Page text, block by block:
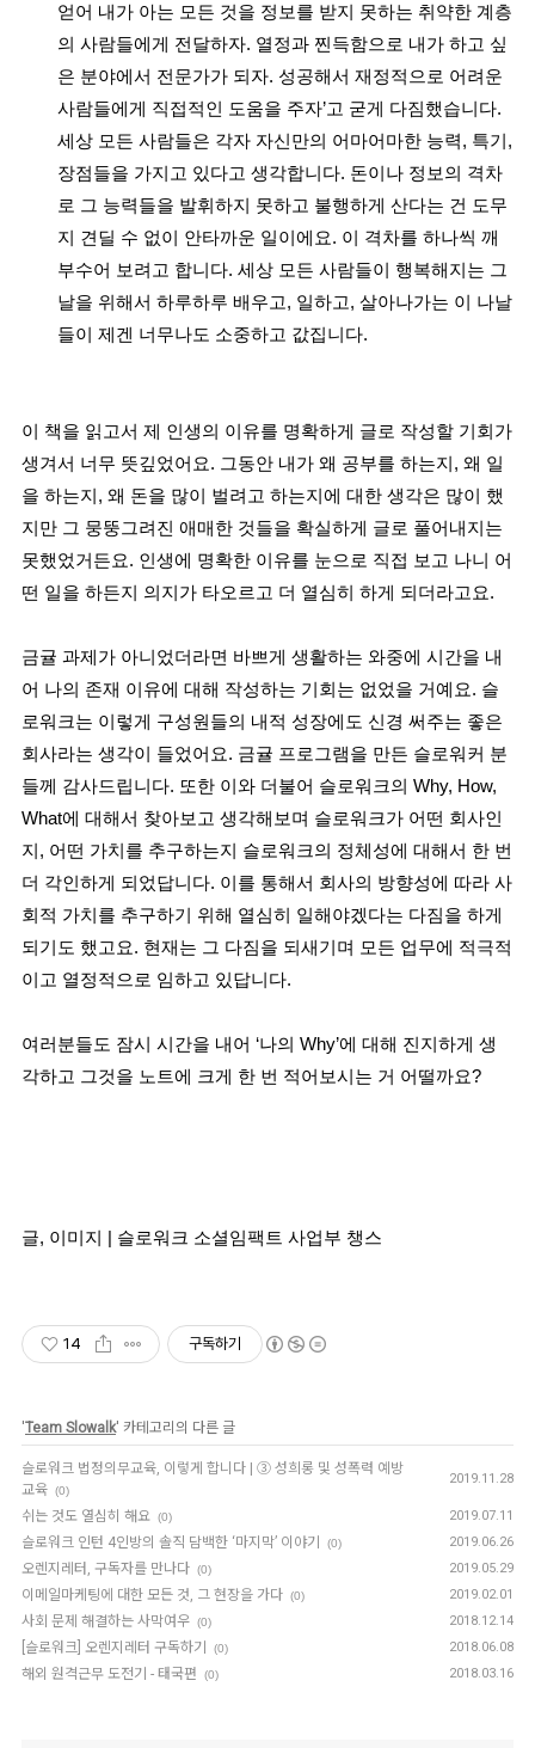
얻어 내가 아는 모든 것을 정보를 받지 못하는 취약한 계층
의 사람들에게 전달하자. 열정과 찐득함으로 내가 하고 싶
은 분야에서 전문가가 되자. 성공해서 재정적으로 어려운
사람들에게 직접적인 도움을 주자’고 굳게 다짐했습니다.
세상 모든 사람들은 각자 자신만의 어마어마한 능력, 특기,
장점들을 가지고 있다고 생각합니다. 돈이나 정보의 격차
로 그 능력들을 발휘하지 못하고 불행하게 산다는 건 도무
지 견딜 수 없이 안타까운 일이에요. 이 격차를 하나씩 깨
부수어 보려고 합니다. 세상 모든 사람들이 행복해지는 그
날을 위해서 하루하루 배우고, 일하고, 살아나가는 이 나날
들이 제겐 너무나도 소중하고 값집니다.
이 책을 읽고서 제 인생의 이유를 명확하게 글로 작성할 기회가
생겨서 너무 뜻깊었어요. 그동안 내가 왜 공부를 하는지, 왜 일
을 하는지, 왜 돈을 많이 벌려고 하는지에 대한 생각은 많이 했
지만 그 뭉뚱그려진 애매한 것들을 확실하게 글로 풀어내지는
못했었거든요. 인생에 명확한 이유를 눈으로 직접 보고 나니 어
떤 일을 하든지 의지가 타오르고 더 열심히 하게 되더라고요.
금귤 과제가 아니었더라면 바쁘게 생활하는 와중에 시간을 내
어 나의 존재 이유에 대해 작성하는 기회는 없었을 거예요. 슬
로워크는 이렇게 구성원들의 내적 성장에도 신경 써주는 좋은
회사라는 생각이 들었어요. 금귤 프로그램을 만든 슬로워커 분
들께 감사드립니다. 또한 이와 더불어 슬로워크의 Why, How,
What에 대해서 찾아보고 생각해보며 슬로워크가 어떤 회사인
지, 어떤 가치를 추구하는지 슬로워크의 정체성에 대해서 한 번
더 각인하게 되었답니다. 이를 통해서 회사의 방향성에 따라 사
회적 가치를 추구하기 위해 열심히 일해야겠다는 다짐을 하게
되기도 했고요. 현재는 그 다짐을 되새기며 모든 업무에 적극적
이고 열정적으로 임하고 있답니다.
여러분들도 잠시 시간을 내어 ‘나의 Why’에 대해 진지하게 생
각하고 그것을 노트에 크게 한 번 적어보시는 거 어떨까요?
글, 이미지 | 슬로워크 소셜임팩트 사업부 챙스
14 구독하기
'Team Slowalk' 카테고리의 다른 글
슬로워크 법정의무교육, 이렇게 합니다 | ③ 성희롱 및 성폭력 예방
교육 (0)
2019.11.28
쉬는 것도 열심히 해요 (0) 2019.07.11
슬로워크 인턴 4인방의 솔직 담백한 ‘마지막’ 이야기 (0) 2019.06.26
오렌지레터, 구독자를 만나다 (0) 2019.05.29
이메일마케팅에 대한 모든 것, 그 현장을 가다 (0) 2019.02.01
사회 문제 해결하는 사막여우 (0) 2018.12.14
[슬로워크] 오렌지레터 구독하기 (0) 2018.06.08
해외 원격근무 도전기 - 태국편 (0) 2018.03.16